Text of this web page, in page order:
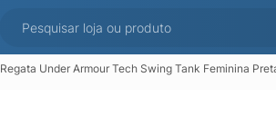
Regata Under Armour Tech Swing Tank Feminina